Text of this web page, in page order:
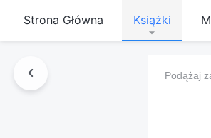
Strona Główna Książki
Podążaj